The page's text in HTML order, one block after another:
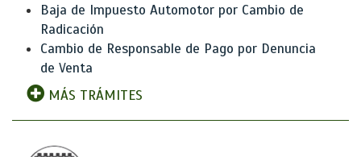
Baja de Impuesto Automotor por Cambio de
Radicación
Cambio de Responsable de Pago por Denuncia
de Venta
MÁS TRÁMITES